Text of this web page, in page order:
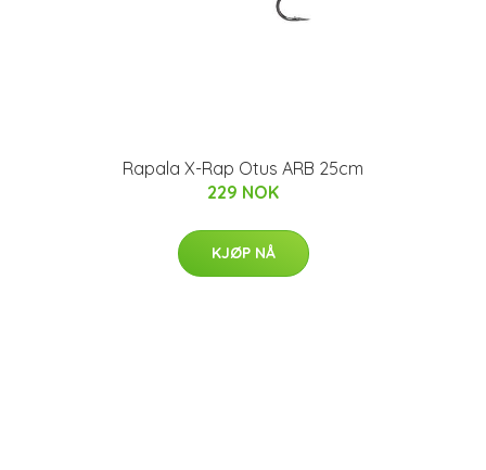
Rapala X-Rap Otus ARB 25cm
229 NOK
KJØP NÅ